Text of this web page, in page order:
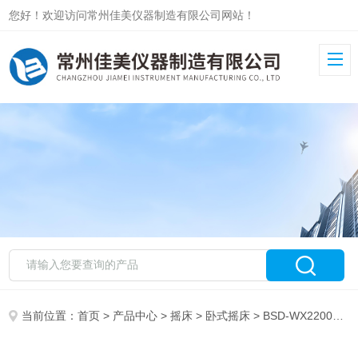
您好！欢迎访问常州佳美仪器制造有限公司网站！
当前位置：首页 > 产品中心 >摇床 > 卧式摇床 > BSD-WX2200卧式摇床